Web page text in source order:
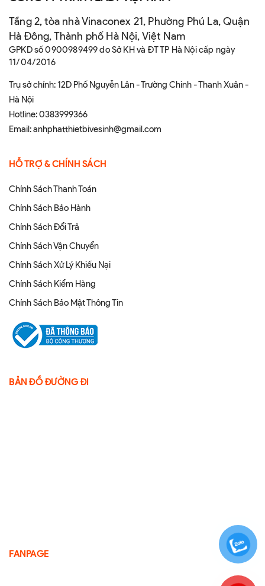
Tầng 2, tòa nhà Vinaconex 21, Phường Phú La, Quận
Hà Đông, Thành phố Hà Nội, Việt Nam
GPKD số 0900989499 do Sở KH và ĐT TP Hà Nội cấp ngày
11/04/2016
Trụ sở chính: 12D Phố Nguyễn Lân - Trường Chinh - Thanh Xuân -
Hà Nội
Hotline:0383999366
Email:anhphatthietbivesinh@gmail.com
HỖ TRỢ & CHÍNH SÁCH
Chính Sách Thanh Toán
Chính Sách Bảo Hành
Chính Sách Đổi Trả
Chính Sách Vận Chuyển
Chính Sách Xử Lý Khiếu Nại
Chính Sách Kiểm Hàng
Chính Sách Bảo Mật Thông Tin
BẢN ĐỒ ĐƯỜNG ĐI
FANPAGE